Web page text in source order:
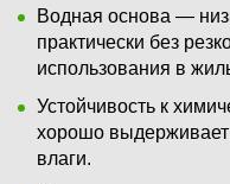
Водная основа —
практически без
использования в
Устойчивость к
хорошо
влаги.